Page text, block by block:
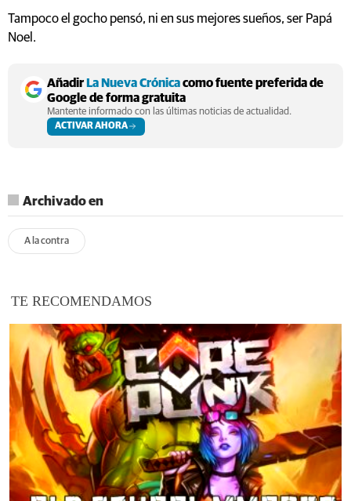
Tampoco el gocho pensó, ni en sus mejores sueños, ser Papá
Noel.
AñadirLa Nueva Crónicacomo fuente preferida de
Google de forma gratuita
Mantente informado con las últimas noticias de actualidad.
ACTIVAR AHORA
Archivado en
A la contra
TE RECOMENDAMOS